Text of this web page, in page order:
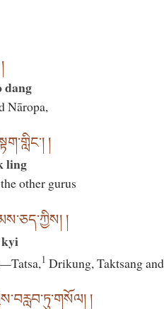
dang
Nāropa,
།
ling
other gurus
།
kyi
1 Drikung, Taktsang
།